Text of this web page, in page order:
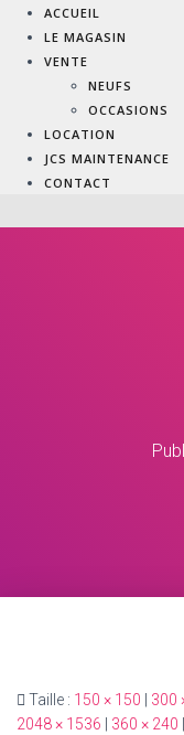
ACCUEIL
LE MAGASIN
VENTE
NEUFS
OCCASIONS
LOCATION
JCS MAINTENANCE
CONTACT
Taille : 150 × 150 300
2048 × 1536
360 × 240